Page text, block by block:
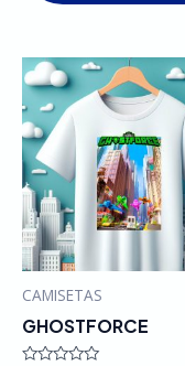
CAMISETAS
GHOSTFORCE